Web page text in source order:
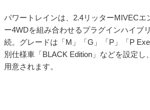
パワートレインは、2.4リッターMIVECエ
ー4WDを組み合わせるプラグインハイブ
続。グレードは「M」「G」「P」「P
別仕様車「BLACK Edition」などを設定し
用意されます。